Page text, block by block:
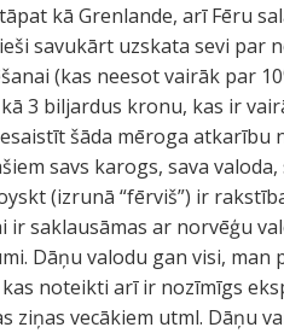
kā Grenlande, arī Fēru
savukārt uzskata sevi par
(kas neesot vairāk par
3 biljardus kronu, kas ir
šāda mēroga atkarību
savs karogs, sava valoda,
(izrunā “fērviš”) ir
ir saklausāmas ar norvēģu
Dāņu valodu gan visi, man
noteikti arī ir nozīmīgs
ziņas vecākiem utml. Dāņu